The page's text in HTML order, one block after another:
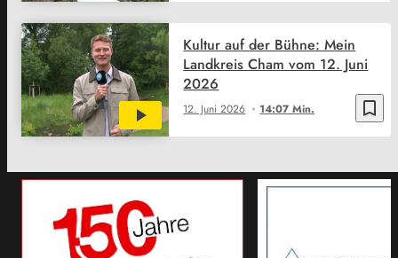
bookmark_border
12. Juni 2026 14:07 Min.
Kultur auf der Bühne: Mein
Landkreis Cham vom 12. Juni
2026